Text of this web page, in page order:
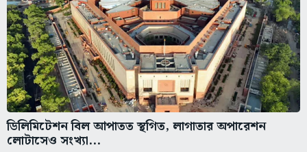
ডিলিমিটেশন বিল আপাতত স্থগিত, লাগাতার অপারেশন
লোটাসেও সংখ্যা...